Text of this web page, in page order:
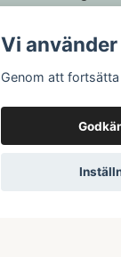
Presentkort
Vi
Genom att